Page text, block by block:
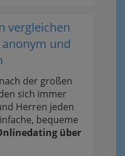
vergleichen
und
der großen
sich immer
Herren jeden
bequeme
über